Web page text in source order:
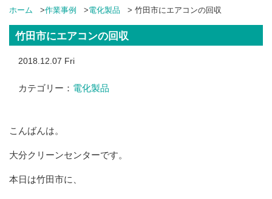
ホーム >作業事例 >電化製品 > 竹田市にエアコンの回収
竹田市にエアコンの回収
2018.12.07 Fri
カテゴリー： 電化製品
こんばんは。
大分クリーンセンターです。
本日は竹田市に、